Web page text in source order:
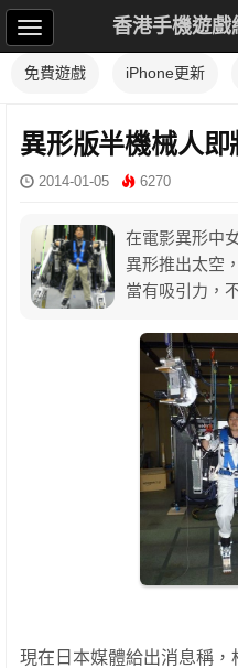
香港手機遊
免費遊戲 iPhone更新
異形版半機械人即
2014-01-05 6270
在電影異形中
異形推出太空
當有吸引力，
現在日本媒體給出消息稱